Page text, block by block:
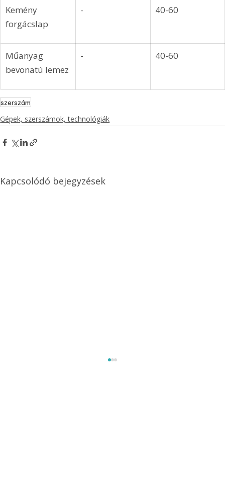
Kemény
forgácslap
- 40-60
Műanyag
bevonatú lemez
- 40-60
szerszám
Gépek, szerszámok, technológiák
Kapcsolódó bejegyzések